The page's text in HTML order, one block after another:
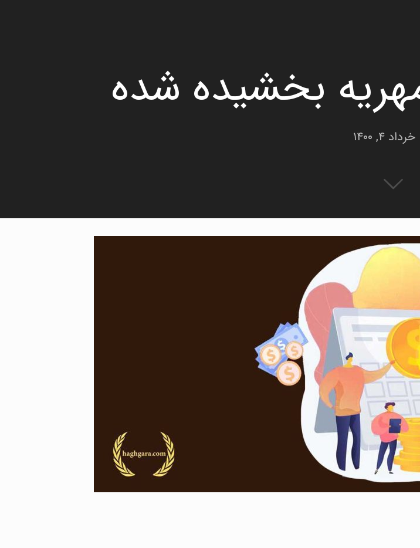
بخشیده شده
خرداد ۴, ۱۴۰۰